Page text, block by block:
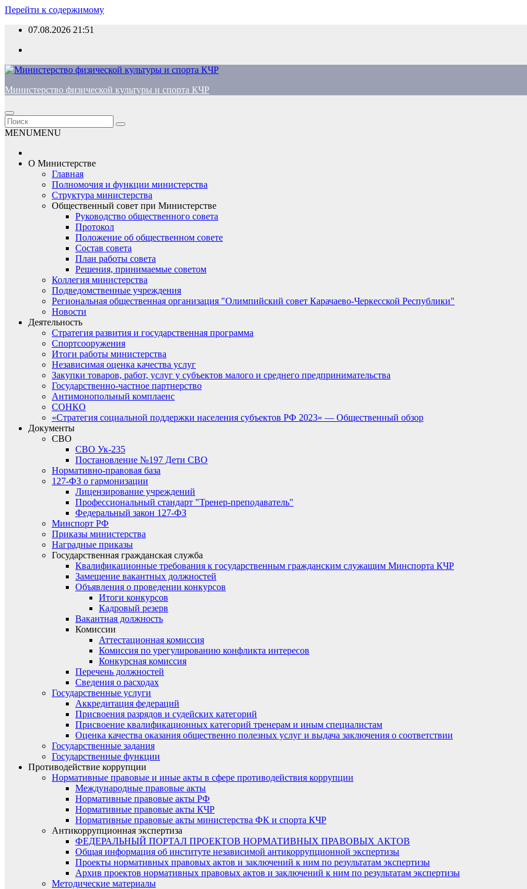
Перейти к содержимому
07.08.2026 21:51
Министерство физической культуры и спорта КЧР
MENUMENU
О Министерстве
Главная
Полномочия и функции министерства
Структура министерства
Общественный совет при Министерстве
Руководство общественного совета
Протокол
Положение об общественном совете
Состав совета
План работы совета
Решения, принимаемые советом
Коллегия министерства
Подведомственные учреждения
Региональная общественная организация "Олимпийский совет Карачаево-Черкесской Республики"
Новости
Деятельность
Стратегия развития и государственная программа
Спортсооружения
Итоги работы министерства
Независимая оценка качества услуг
Закупки товаров, работ, услуг у субъектов малого и среднего предпринимательства
Государственно-частное партнерство
Антимонопольный комплаенс
СОНКО
«Стратегия социальной поддержки населения субъектов РФ 2023» — Общественный обзор
Документы
СВО
СВО Ук-235
Постановление №197 Дети СВО
Нормативно-правовая база
127-ФЗ о гармонизации
Лицензирование учреждений
Профессиональный стандарт "Тренер-преподаватель"
Федеральный закон 127-ФЗ
Минспорт РФ
Приказы министерства
Наградные приказы
Государственная гражданская служба
Квалификационные требования к государственным гражданским служащим Минспорта КЧР
Замещение вакантных должностей
Объявления о проведении конкурсов
Итоги конкурсов
Кадровый резерв
Вакантная должность
Комиссии
Аттестационная комиссия
Комиссия по урегулированию конфликта интересов
Конкурсная комиссия
Перечень должностей
Сведения о расходах
Государственные услуги
Аккредитация федераций
Присвоения разрядов и судейских категорий
Присвоение квалификационных категорий тренерам и иным специалистам
Оценка качества оказания общественно полезных услуг и выдача заключения о соответствии
Государственные задания
Государственные функции
Противодействие коррупции
Нормативные правовые и иные акты в сфере противодействия коррупции
Международные правовые акты
Нормативные правовые акты РФ
Нормативные правовые акты КЧР
Нормативные правовые акты министерства ФК и спорта КЧР
Антикоррупционная экспертиза
ФЕДЕРАЛЬНЫЙ ПОРТАЛ ПРОЕКТОВ НОРМАТИВНЫХ ПРАВОВЫХ АКТОВ
Общая информация об институте независимой антикоррупционной экспертизы
Проекты нормативных правовых актов и заключений к ним по результатам экспертизы
Архив проектов нормативных правовых актов и заключений к ним по результатам экспертизы
Методические материалы